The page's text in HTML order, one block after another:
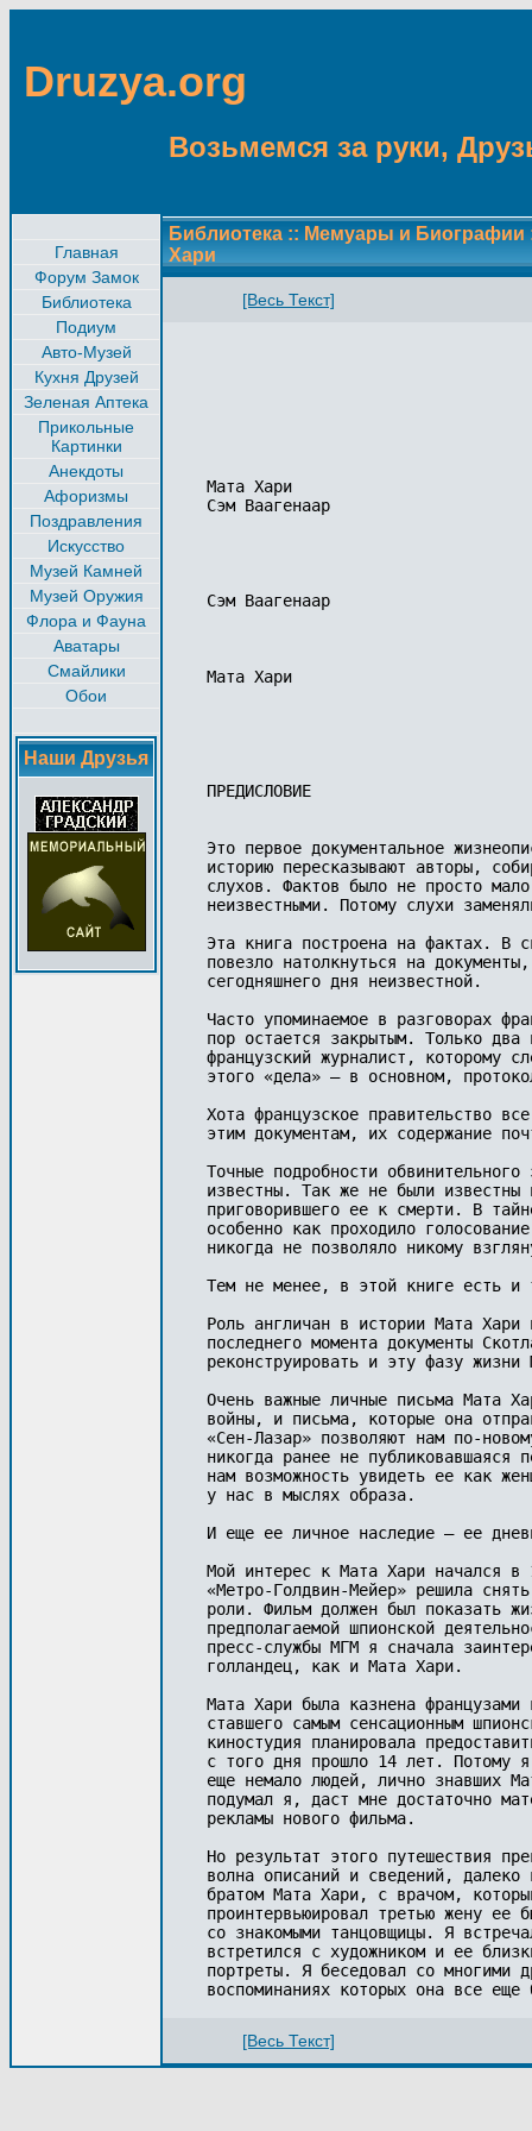
Druzya.org
Возьмемся за руки,
Главная
Форум Замок
Библиотека
Подиум
Авто-Музей
Кухня Друзей
Зеленая Аптека
Прикольные
Картинки
Анекдоты
Афоризмы
Поздравления
Искусство
Музей Камней
Музей Оружия
Флора и Фауна
Аватары
Смайлики
Обои
Наши Друзья
Библиотека :: Мемуары и Биографии
Хари
[Весь Текст]
Мата Хари
Сэм Ваагенаар
Сэм Ваагенаар
Мата Хари
ПРЕДИСЛОВИЕ
Это первое документальное
историю пересказывают авторы,
слухов. Фактов было не просто
неизвестными. Потому слухи
Эта книга построена на фактах. В
повезло натолкнуться на
сегодняшнего дня неизвестной.
Часто упоминаемое в разговорах
пор остается закрытым. Только
французский журналист, которому
этого «дела» — в основном,
Хота французское правительство
этим документам, их содержание
Точные подробности
известны. Так же не были
приговорившего ее к смерти. В
особенно как проходило
никогда не позволяло никому
Тем не менее, в этой книге есть и
Роль англичан в истории Мата
последнего момента документы
реконструировать и эту фазу жизни
Очень важные личные письма Мата
войны, и письма, которые она
«Сен-Лазар» позволяют нам по-
никогда ранее не
нам возможность увидеть ее как
у нас в мыслях образа.
И еще ее личное наследие — ее
Мой интерес к Мата Хари начался
«Метро-Голдвин-Мейер» решила
роли. Фильм должен был показать
предполагаемой шпионской
пресс-службы МГМ я сначала
голландец, как и Мата Хари.
Мата Хари была казнена
ставшего самым сенсационным
киностудия планировала
с того дня прошло 14 лет. Потому
еще немало людей, лично знавших
подумал я, даст мне достаточно
рекламы нового фильма.
Но результат этого путешествия
волна описаний и сведений,
братом Мата Хари, с врачом,
проинтервьюировал третью жену
со знакомыми танцовщицы. Я
встретился с художником и ее
портреты. Я беседовал со
[Весь Текст]